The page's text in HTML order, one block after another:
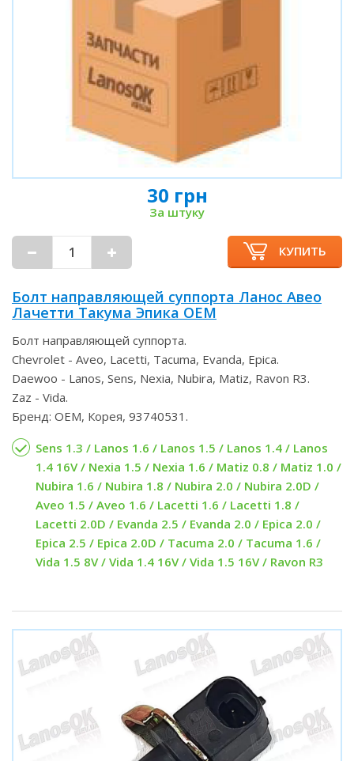
30 грн
За штуку
КУПИТЬ
Болт направляющей суппорта Ланос Авео
Лачетти Такума Эпика OEM
Болт направляющей суппорта.
Chevrolet - Aveo, Lacetti, Tacuma, Evanda, Epica.
Daewoo - Lanos, Sens, Nexia, Nubira, Matiz, Ravon R3.
Zaz - Vida.
Бренд: OEM, Корея, 93740531.
Sens 1.3 / Lanos 1.6 / Lanos 1.5 / Lanos 1.4 / Lanos
1.4 16V / Nexia 1.5 / Nexia 1.6 / Matiz 0.8 / Matiz 1.0 /
Nubira 1.6 / Nubira 1.8 / Nubira 2.0 / Nubira 2.0D /
Aveo 1.5 / Aveo 1.6 / Lacetti 1.6 / Lacetti 1.8 /
Lacetti 2.0D / Evanda 2.5 / Evanda 2.0 / Epica 2.0 /
Epica 2.5 / Epica 2.0D / Tacuma 2.0 / Tacuma 1.6 /
Vida 1.5 8V / Vida 1.4 16V / Vida 1.5 16V / Ravon R3